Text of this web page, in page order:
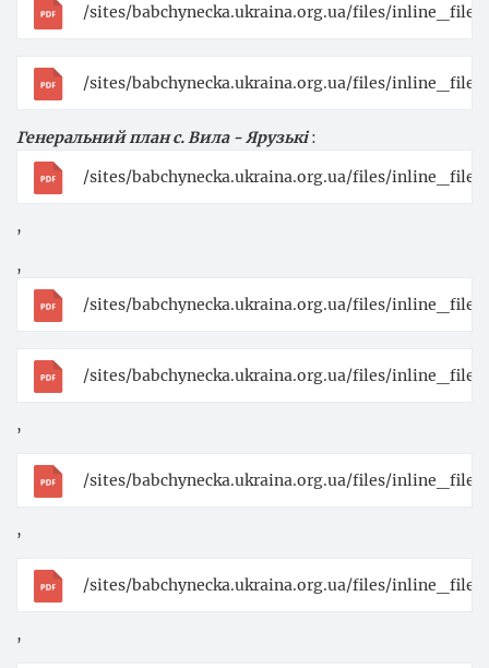
/sites/babchynecka.ukraina.org.ua/files/
/sites/babchynecka.ukraina.org.ua/files/inline_files/
Генеральний план с. Вила - Ярузькі:
/sites/babchynecka.ukraina.org.ua/files/inline_files/
,
,
/sites/babchynecka.ukraina.org.ua/files/
/sites/babchynecka.ukraina.org.ua/files/inline_files/
,
/sites/babchynecka.ukraina.org.ua/files/inline_files/
,
/sites/babchynecka.ukraina.org.ua/files/inline_files/
,